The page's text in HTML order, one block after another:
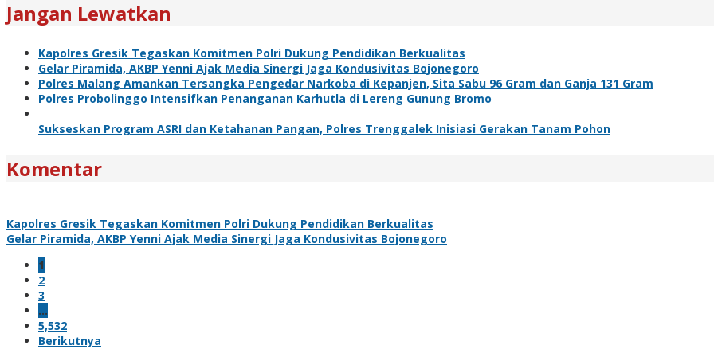
Jangan Lewatkan
Kapolres Gresik Tegaskan Komitmen Polri Dukung Pendidikan Berkualitas
Gelar Piramida, AKBP Yenni Ajak Media Sinergi Jaga Kondusivitas Bojonegoro
Polres Malang Amankan Tersangka Pengedar Narkoba di Kepanjen, Sita Sabu 96 Gram dan Ganja 131 Gram
Polres Probolinggo Intensifkan Penanganan Karhutla di Lereng Gunung Bromo
Sukseskan Program ASRI dan Ketahanan Pangan, Polres Trenggalek Inisiasi Gerakan Tanam Pohon
Komentar
Kapolres Gresik Tegaskan Komitmen Polri Dukung Pendidikan Berkualitas
Gelar Piramida, AKBP Yenni Ajak Media Sinergi Jaga Kondusivitas Bojonegoro
1
2
3
…
5,532
Berikutnya